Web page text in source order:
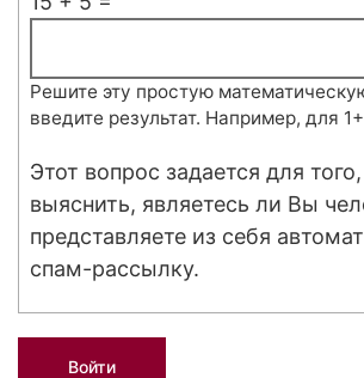
Решите эту простую
введите результат. Например, для
Этот вопрос задается для
выяснить, являетесь ли Вы
представляете из себя
спам-рассылку.